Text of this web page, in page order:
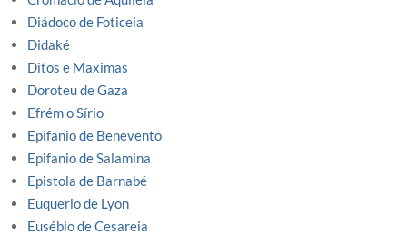
Diádoco de Foticeia
Didaké
Ditos e Maximas
Doroteu de Gaza
Efrém o Sírio
Epifanio de Benevento
Epifanio de Salamina
Epistola de Barnabé
Euquerio de Lyon
Eusébio de Cesareia